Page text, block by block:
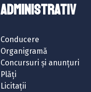
ADMINISTRATIV
Conducere
Organigramă
Concursuri și anunțuri
Plăți
Licitații